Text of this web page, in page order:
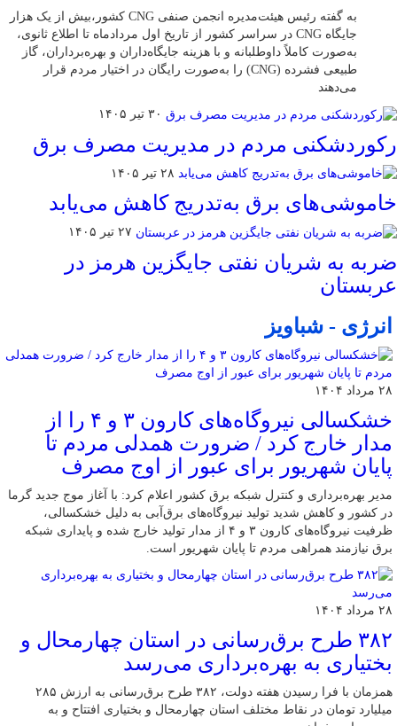
به گفته رئیس هیئت‌مدیره انجمن صنفی CNG کشور،بیش از یک هزار
جایگاه CNG در سراسر کشور از تاریخ اول مردادماه تا اطلاع ثانوی،
به‌صورت کاملاً داوطلبانه و با هزینه جایگاه‌داران و بهره‌برداران، گاز
طبیعی فشرده (CNG) را به‌صورت رایگان در اختیار مردم قرار
می‌دهند
۳۰ تیر ۱۴۰۵
رکوردشکنی مردم در مدیریت مصرف برق
۲۸ تیر ۱۴۰۵
خاموشی‌های برق به‌تدریج کاهش می‌یابد
۲۷ تیر ۱۴۰۵
ضربه به شریان نفتی جایگزین هرمز در
عربستان
انرژی - شباویز
۲۸ مرداد ۱۴۰۴
خشکسالی نیروگاه‌های کارون ۳ و ۴ را از
مدار خارج کرد / ضرورت همدلی مردم تا
پایان شهریور برای عبور از اوج مصرف
مدیر بهره‌برداری و کنترل شبکه برق کشور اعلام کرد: با آغاز موج جدید گرما
در کشور و کاهش شدید تولید نیروگاه‌های برق‌آبی به دلیل خشکسالی،
ظرفیت نیروگاه‌های کارون ۳ و ۴ از مدار تولید خارج شده و پایداری شبکه
برق نیازمند همراهی مردم تا پایان شهریور است.
۲۸ مرداد ۱۴۰۴
۳۸۲ طرح برق‌رسانی در استان چهارمحال و
بختیاری به بهره‌برداری می‌رسد
همزمان با فرا رسیدن هفته دولت، ۳۸۲ طرح برق‌رسانی به ارزش ۲۸۵
میلیارد تومان در نقاط مختلف استان چهارمحال و بختیاری افتتاح و به